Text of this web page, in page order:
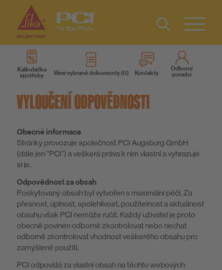
Produkty
Systémová řešení
Ke stažení
Služby
Know-How
O nás
Type 2 or
more
characters
Kalkulačka
spotřeby
Vámi vybrané dokumenty Kontakty
Odborní
poradci
VYLOUČENÍ ODPOVĚDNOSTI
Obecné informace
Stránky provozuje společnost PCI Augsburg GmbH
(dále jen "PCI") a veškerá práva k nim vlastní a vyhrazuje
si je.
Odpovědnost za obsah
Poskytovaný obsah byl vytvořen s maximální péčí. Za
přesnost, úplnost, spolehlivost, použitelnost a aktuálnost
obsahu však PCI nemůže ručit. Každý uživatel je proto
obecně povinen odborně zkontrolovat nebo nechat
odborně zkontrolovat vhodnost veškerého obsahu pro
zamýšlené použití.
PCI odpovídá za vlastní obsah na těchto webových